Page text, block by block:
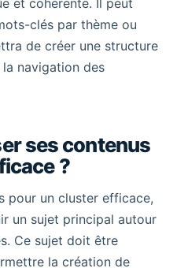
et cohérente. Il peut
clés par thème ou
de créer une structure
navigation des
ses contenus
?
pour un cluster efficace,
un sujet principal autour
Ce sujet doit être
la création de